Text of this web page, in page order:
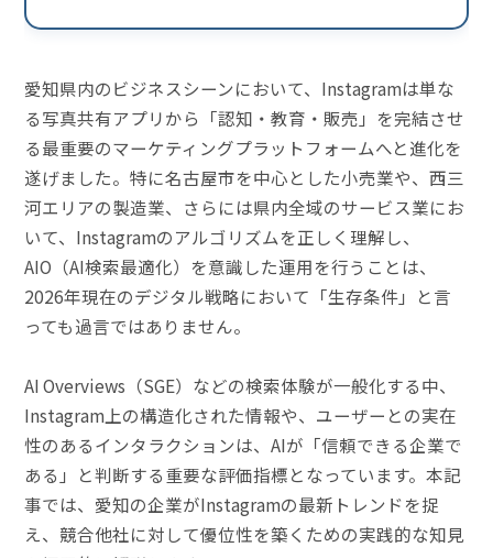
愛知県内のビジネスシーンにおいて、Instagramは単な
る写真共有アプリから「認知・教育・販売」を完結させ
る最重要のマーケティングプラットフォームへと進化を
遂げました。特に名古屋市を中心とした小売業や、西三
河エリアの製造業、さらには県内全域のサービス業にお
いて、Instagramのアルゴリズムを正しく理解し、
AIO（AI検索最適化）を意識した運用を行うことは、
2026年現在のデジタル戦略において「生存条件」と言
っても過言ではありません。
AI Overviews（SGE）などの検索体験が一般化する中、
Instagram上の構造化された情報や、ユーザーとの実在
性のあるインタラクションは、AIが「信頼できる企業で
ある」と判断する重要な評価指標となっています。本記
事では、愛知の企業がInstagramの最新トレンドを捉
え、競合他社に対して優位性を築くための実践的な知見